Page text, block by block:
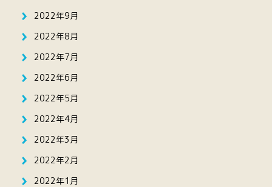
2022年9月
2022年8月
2022年7月
2022年6月
2022年5月
2022年4月
2022年3月
2022年2月
2022年1月